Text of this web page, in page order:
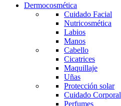
Dermocosmética
Cuidado Facial
Nutricosmética
Labios
Manos
Cabello
Cicatrices
Maquillaje
Uñas
Protección solar
Cuidado Corporal
Perfumes